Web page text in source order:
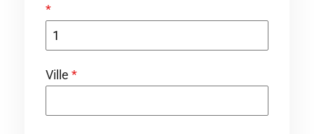
*
Ville *